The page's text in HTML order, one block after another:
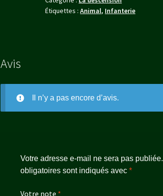
Étiquettes :Animal, Infanterie
Avis
Il n’y a pas encore d’avis.
Votre adresse e-mail ne sera pas publiée.
obligatoires sont indiqués avec*
Votre note *